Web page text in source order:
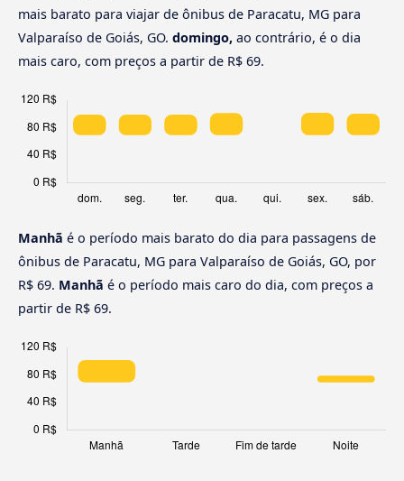
mais barato para viajar de ônibus de Paracatu, MG para
Valparaíso de Goiás, GO. domingo, ao contrário, é o dia
mais caro, com preços a partir de R$ 69.
Manhã é o período mais barato do dia para passagens de
ônibus de Paracatu, MG para Valparaíso de Goiás, GO, por
R$ 69. Manhã é o período mais caro do dia, com preços a
partir de R$ 69.